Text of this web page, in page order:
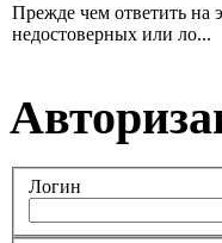
Прежде чем ответить на
недостоверных или ло...
Логин